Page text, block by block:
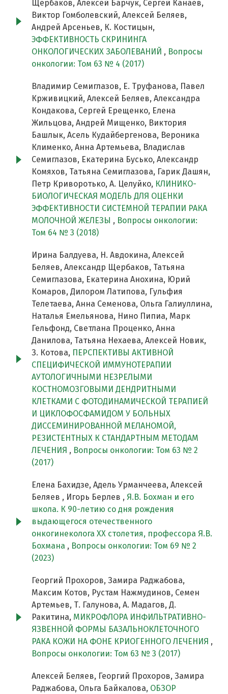
Щербаков, Алексей Барчук, Сергей Канаев,
Виктор Гомболевский, Алексей Беляев,
Андрей Арсеньев, К. Костицын,
ЭФФЕКТИВНОСТЬ СКРИНИНГА
ОНКОЛОГИЧЕСКИХ ЗАБОЛЕВАНИЙ , Вопросы
онкологии: Том 63 № 4 (2017)
Владимир Семиглазов, Е. Труфанова, Павел
Крживицкий, Алексей Беляев, Александра
Кондакова, Сергей Ерещенко, Елена
Жильцова, Андрей Мищенко, Виктория
Башлык, Асель Кудайбергенова, Вероника
Клименко, Анна Артемьева, Владислав
Семиглазов, Екатерина Бусько, Александр
Комяхов, Татьяна Семиглазова, Гарик Дашян,
Петр Криворотько, А. Целуйко, КЛИНИКО-
БИОЛОГИЧЕСКАЯ МОДЕЛЬ ДЛЯ ОЦЕНКИ
ЭФФЕКТИВНОСТИ СИСТЕМНОЙ ТЕРАПИИ РАКА
МОЛОЧНОЙ ЖЕЛЕЗЫ , Вопросы онкологии:
Том 64 № 3 (2018)
Ирина Балдуева, Н. Авдокина, Алексей
Беляев, Александр Щербаков, Татьяна
Семиглазова, Екатерина Анохина, Юрий
Комаров, Дилором Латипова, Гульфия
Телетаева, Анна Семенова, Ольга Галиуллина,
Наталья Емельянова, Нино Пипиа, Марк
Гельфонд, Светлана Проценко, Анна
Данилова, Татьяна Нехаева, Алексей Новик,
З. Котова, ПЕРСПЕКТИВЫ АКТИВНОЙ
СПЕЦИФИЧЕСКОЙ ИММУНОТЕРАПИИ
АУТОЛОГИЧНЫМИ НЕЗРЕЛЫМИ
КОСТНОМОЗГОВЫМИ ДЕНДРИТНЫМИ
КЛЕТКАМИ С ФОТОДИНАМИЧЕСКОЙ ТЕРАПИЕЙ
И ЦИКЛОФОСФАМИДОМ У БОЛЬНЫХ
ДИССЕМИНИРОВАННОЙ МЕЛАНОМОЙ,
РЕЗИСТЕНТНЫХ К СТАНДАРТНЫМ МЕТОДАМ
ЛЕЧЕНИЯ , Вопросы онкологии: Том 63 № 2
(2017)
Елена Бахидзе, Адель Урманчеева, Алексей
Беляев , Игорь Берлев , Я.В. Бохман и его
школа. К 90-летию со дня рождения
выдающегося отечественного
онкогинеколога XX столетия, профессора Я.В.
Бохмана , Вопросы онкологии: Том 69 № 2
(2023)
Георгий Прохоров, Замира Раджабова,
Максим Котов, Рустам Нажмудинов, Семен
Артемьев, Т. Галунова, А. Мадагов, Д.
Ракитина, МИКРОФЛОРА ИНФИЛЬТРАТИВНО-
ЯЗВЕННОЙ ФОРМЫ БАЗАЛЬНОКЛЕТОЧНОГО
РАКА КОЖИ НА ФОНЕ КРИОГЕННОГО ЛЕЧЕНИЯ ,
Вопросы онкологии: Том 63 № 3 (2017)
Алексей Беляев, Георгий Прохоров, Замира
Раджабова, Ольга Байкалова, ОБЗОР